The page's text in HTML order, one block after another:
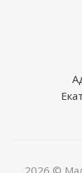
2026 ©